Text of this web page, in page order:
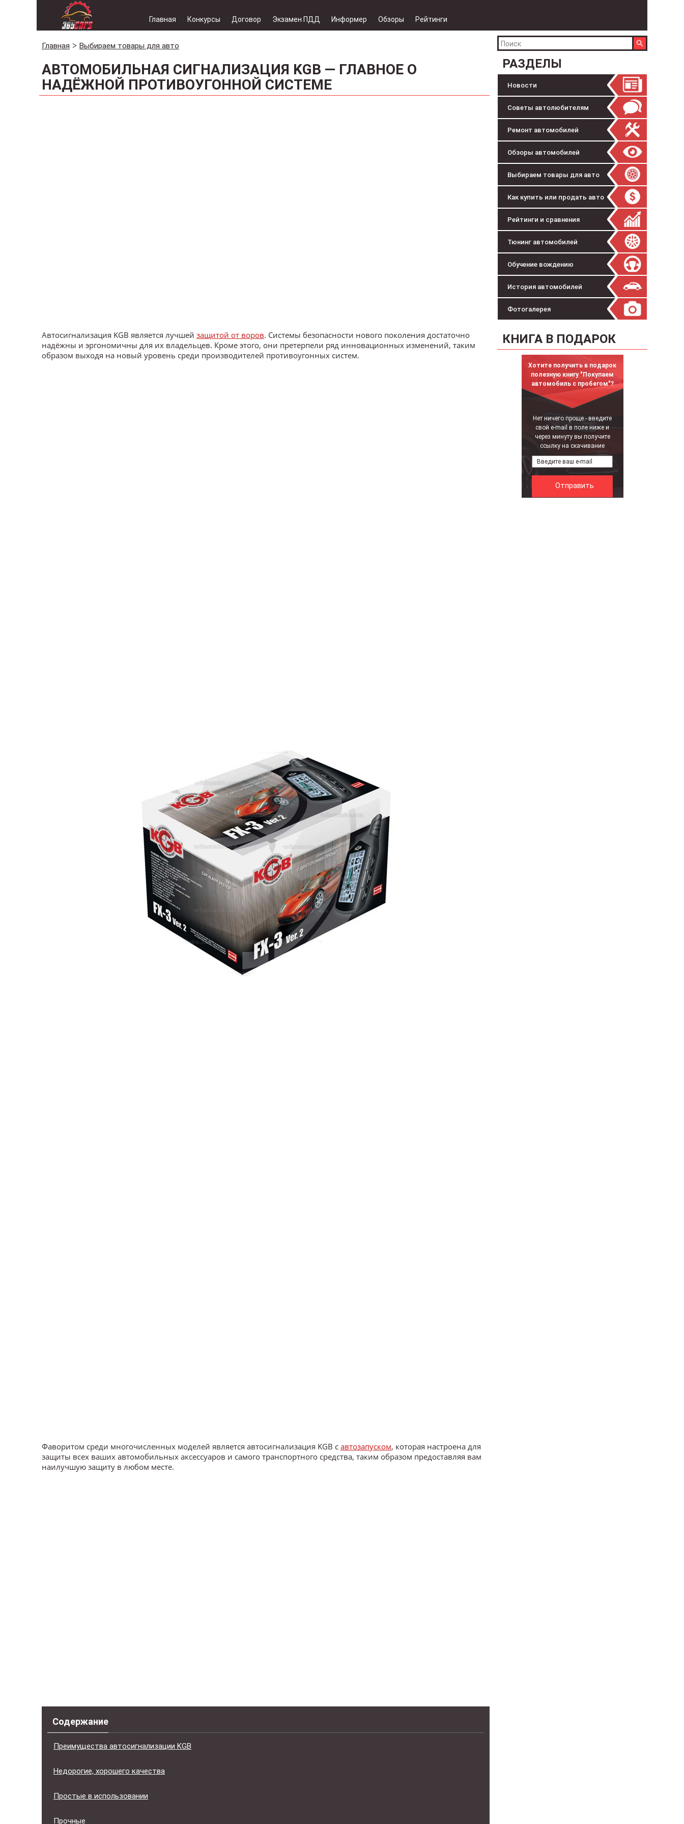
Главная Конкурсы Договор Экзамен ПДД Информер Обзоры Рейтинги
РАЗДЕЛЫ
Новости
Советы автолюбителям
Ремонт автомобилей
Обзоры автомобилей
Выбираем товары для авто
Как купить или продать авто
Рейтинги и сравнения
Тюнинг автомобилей
Обучение вождению
История автомобилей
Фотогалерея
КНИГА В ПОДАРОК
Хотите получить в подарок
полезную книгу "Покупаем
автомобиль с пробегом"?
Нет ничего проще - введите
свой e-mail в поле ниже и
через минуту вы получите
ссылку на скачивание
Главная Выбираем товары для авто
АВТОМОБИЛЬНАЯ СИГНАЛИЗАЦИЯ KGB — ГЛАВНОЕ О
НАДЁЖНОЙ ПРОТИВОУГОННОЙ СИСТЕМЕ
Автосигнализация KGB является лучшей защитой от воров. Системы безопасности нового поколения достаточно
надёжны и эргономичны для их владельцев. Кроме этого, они претерпели ряд инновационных изменений, таким
образом выходя на новый уровень среди производителей противоугонных систем.
Фаворитом среди многочисленных моделей является автосигнализация KGB с автозапуском, которая настроена для
защиты всех ваших автомобильных аксессуаров и самого транспортного средства, таким образом предоставляя вам
наилучшую защиту в любом месте.
Содержание
Преимущества автосигнализации KGB
Недорогие, хорошего качества
Простые в использовании
Прочные